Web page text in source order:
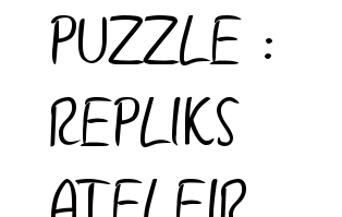
PUZZLE :
REPLIKS